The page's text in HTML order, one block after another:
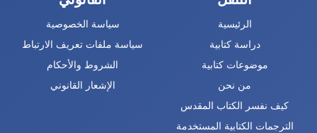
الرئيسية
دراسة كتابية
موضوعات كتابية
من نحن
كيف نفسر الكتاب المقدس
الترجمات الكتابية المستخدمة
سياسة الخصوصية
سياسة ملفات تعريف الارتباط
الشروط والأحكام
الإشعار القانوني